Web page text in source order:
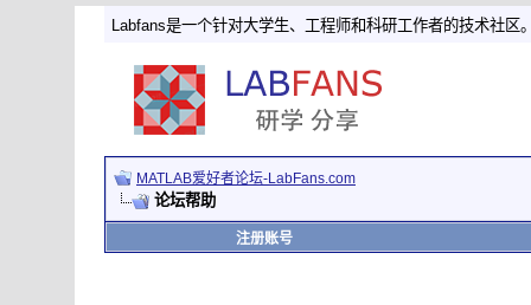
Labfans是一个针对大学生、工程师和科研工作者的技术社区
MATLAB爱好者论坛-LabFans.com
论坛帮助
注册账号